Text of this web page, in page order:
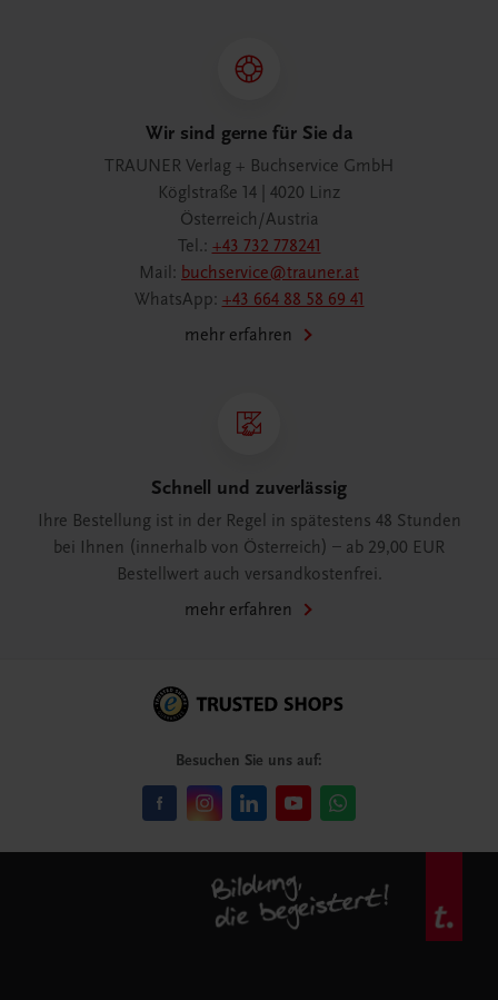
Wir sind gerne für Sie da
TRAUNER Verlag + Buchservice GmbH
Köglstraße 14 | 4020 Linz
Österreich/Austria
Tel.: +43 732 778241
Mail: buchservice@trauner.at
WhatsApp: +43 664 88 58 69 41
mehr erfahren
Schnell und zuverlässig
Ihre Bestellung ist in der Regel in spätestens 48 Stunden
bei Ihnen (innerhalb von Österreich) – ab 29,00 EUR
Bestellwert auch versandkostenfrei.
mehr erfahren
Besuchen Sie uns auf: